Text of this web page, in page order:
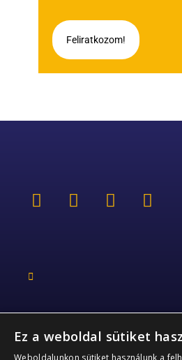
Feliratkozom!
Kapcsolat
Ez a weboldal sütiket
Weboldalunkon sütiket használunk a